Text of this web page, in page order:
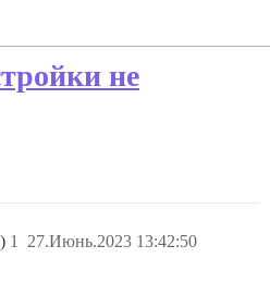
не
27.Июнь.2023 13:42:50
1